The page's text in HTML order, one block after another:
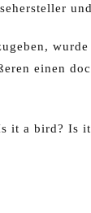
einen
it a bird? Is